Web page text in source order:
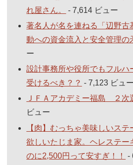
れ屋さん。
- 7,614 ビュー
著名人が名を連ねる「辺野古
動への資金流入と安全管理の
ー
設計事務所や役所でもフルハ
受けるべき？？ - 7,123 ビュー
ＪＦＡアカデミー福島 ２次
ビュー
【肉】むっちゃ美味しいス
欲しいたじま家。ヘレステ
のに2,500円って安すぎ！！
-